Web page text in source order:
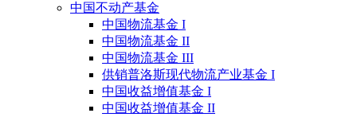
中国不动产基金
中国物流基金 I
中国物流基金 II
中国物流基金 III
供销普洛斯现代物流产业基金 I
中国收益增值基金 I
中国收益增值基金 II